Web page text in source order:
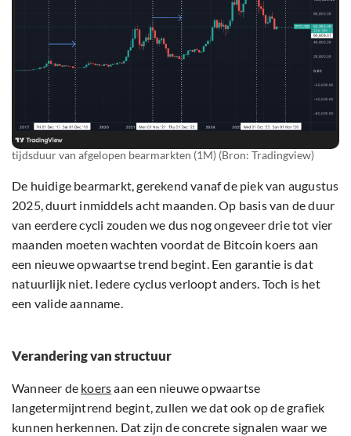
tijdsduur van afgelopen bearmarkten (1M) (Bron: Tradingview)
De huidige bearmarkt, gerekend vanaf de piek van augustus
2025, duurt inmiddels acht maanden. Op basis van de duur
van eerdere cycli zouden we dus nog ongeveer drie tot vier
maanden moeten wachten voordat de Bitcoin koers aan
een nieuwe opwaartse trend begint. Een garantie is dat
natuurlijk niet. Iedere cyclus verloopt anders. Toch is het
een valide aanname.
Verandering van structuur
Wanneer de koersaan een nieuwe opwaartse
langetermijntrend begint, zullen we dat ook op de grafiek
kunnen herkennen. Dat zijn de concrete signalen waar we